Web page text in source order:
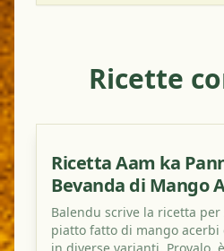
Ricette
Ricetta Aam ka
Bevanda di Mango
Balendu scrive la ricetta per
piatto fatto di mango acerbi